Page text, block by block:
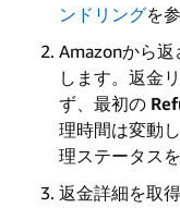
ンドリングを
Amazonから
します。返金
ず、最初の
理時間は変動
理ステータス
返金詳細を取